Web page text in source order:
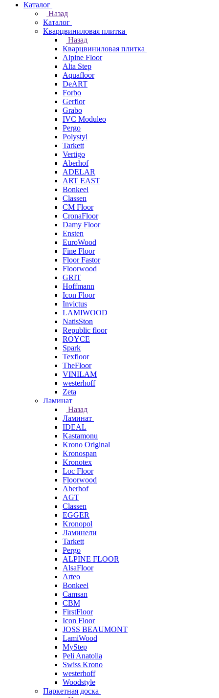
Каталог
Назад
Каталог
Кварцвиниловая плитка
Назад
Кварцвиниловая плитка
Alpine Floor
Alta Step
Aquafloor
DeART
Forbo
Gerflor
Grabo
IVC Moduleo
Pergo
Polystyl
Tarkett
Vertigo
Aberhof
ADELAR
ART EAST
Bonkeel
Classen
CM Floor
CronaFloor
Damy Floor
Ensten
EuroWood
Fine Floor
Floor Fastor
Floorwood
GRIT
Hoffmann
Icon Floor
Invictus
LAMIWOOD
NatisSton
Republic floor
ROYCE
Spark
Texfloor
TheFloor
VINILAM
westerhoff
Zeta
Ламинат
Назад
Ламинат
IDEAL
Kastamonu
Krono Original
Kronospan
Kronotex
Loc Floor
Floorwood
Aberhof
AGT
Classen
EGGER
Kronopol
Ламинели
Tarkett
Pergo
ALPINE FLOOR
AlsaFloor
Arteo
Bonkeel
Camsan
CBM
FirstFloor
Icon Floor
JOSS BEAUMONT
LamiWood
MyStep
Peli Anatolia
Swiss Krono
westerhoff
Woodstyle
Паркетная доска